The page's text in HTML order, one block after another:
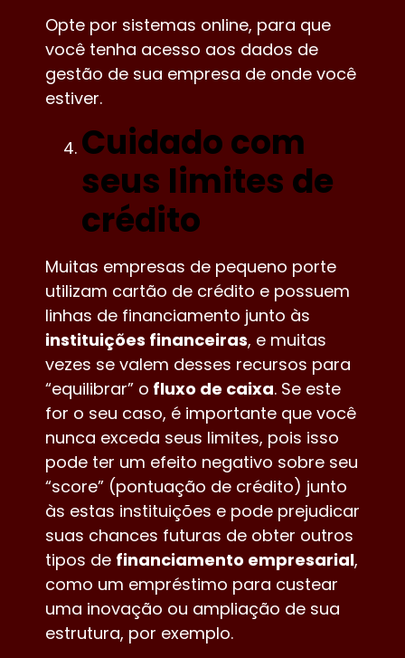
Opte por sistemas online, para que
você tenha acesso aos dados de
gestão de sua empresa de onde você
estiver.
Cuidado com
seus limites de
crédito
Muitas empresas de pequeno porte
utilizam cartão de crédito e possuem
linhas de financiamento junto às
instituições financeiras, e muitas
vezes se valem desses recursos para
“equilibrar” o fluxo de caixa. Se este
for o seu caso, é importante que você
nunca exceda seus limites, pois isso
pode ter um efeito negativo sobre seu
“score” (pontuação de crédito) junto
às estas instituições e pode prejudicar
suas chances futuras de obter outros
tipos de financiamento empresarial,
como um empréstimo para custear
uma inovação ou ampliação de sua
estrutura, por exemplo.